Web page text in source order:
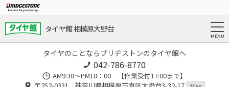
タイヤ館 相模原大野台
タイヤのことならブリヂストンのタイヤ館へ
042-786-8770
AM9:30～PM18：00 【作業受付17:00まで】